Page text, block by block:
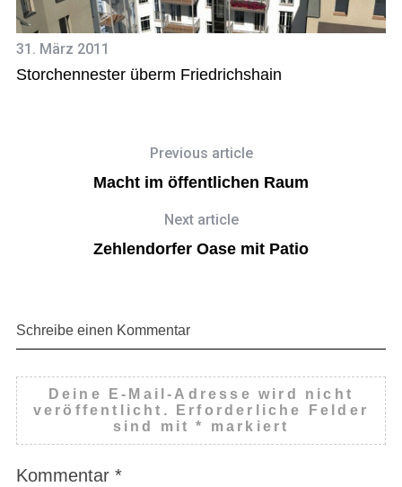
31. März 2011
Storchennester überm Friedrichshain
Previous article
Macht im öffentlichen Raum
Next article
Zehlendorfer Oase mit Patio
Schreibe einen Kommentar
Deine E-Mail-Adresse wird nicht
veröffentlicht.
Erforderliche Felder
sind mit* markiert
Kommentar *